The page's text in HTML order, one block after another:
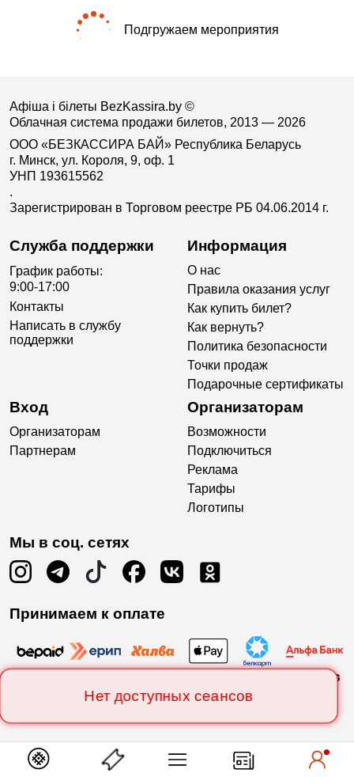
Нет доступных сеансов
Подгружаем мероприятия
Афіша і білеты BezKassira.by ©
Облачная система продажи билетов, 2013 — 2026
ООО «БЕЗКАССИРА БАЙ» Республика Беларусь
г. Минск, ул. Короля, 9, оф. 1
УНП 193615562
.
Зарегистрирован в Торговом реестре РБ 04.06.2014 г.
Служба поддержки
График работы:
9:00-17:00
Контакты
Написать в службу
поддержки
Информация
О нас
Правила оказания услуг
Как купить билет?
Как вернуть?
Политика безопасности
Точки продаж
Подарочные сертификаты
Вход
Организаторам
Партнерам
Организаторам
Возможности
Подключиться
Реклама
Тарифы
Логотипы
Мы в соц. сетях
Принимаем к оплате